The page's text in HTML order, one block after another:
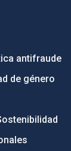
antifraude
de género